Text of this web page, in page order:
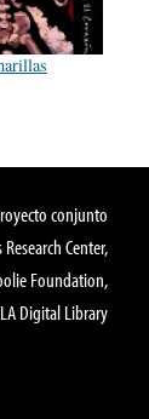
conjunto
Center,
Foundation,
Digital Library